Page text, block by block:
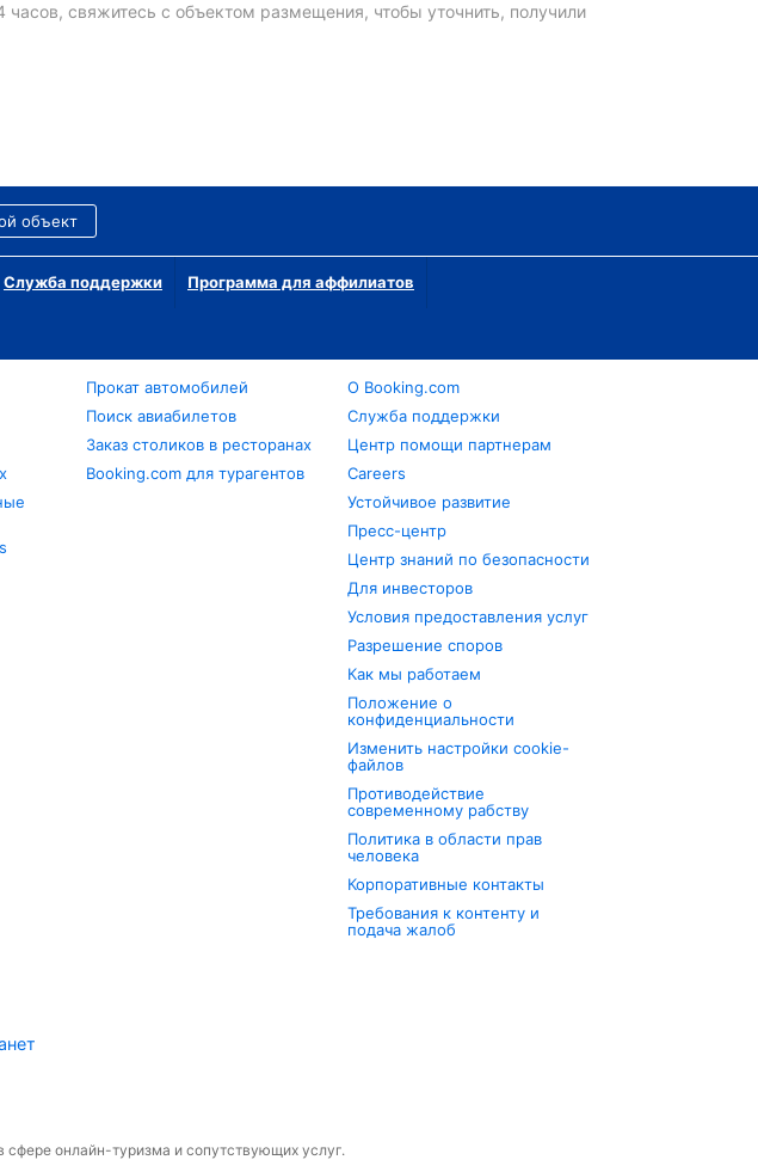
часов, свяжитесь с объектом размещения, чтобы уточнить, получили
объект
Служба поддержки Программа для аффилиатов
Прокат автомобилей
Поиск авиабилетов
Заказ столиков в ресторанах
Booking.com для турагентов
О Booking.com
Служба поддержки
Центр помощи партнерам
Careers
Устойчивое развитие
Пресс-центр
Центр знаний по безопасности
Для инвесторов
Условия предоставления услуг
Разрешение споров
Как мы работаем
Положение о
конфиденциальности
Изменить настройки cookie-
файлов
Противодействие
современному рабству
Политика в области прав
человека
Корпоративные контакты
Требования к контенту и
подача жалоб
онлайн-туризма и сопутствующих услуг.